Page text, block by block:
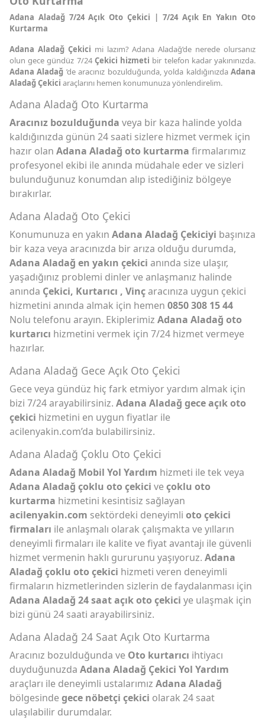
Adana Aladağ 7/24 Açık Oto Çekici | 7/24 Açık En Yakın Oto
Kurtarma
Adana Aladağ Çekici mi lazım? Adana Aladağ’de nerede olursanız
olun gece gündüz 7/24Çekici hizmeti bir telefon kadar yakınınızda.
Adana Aladağ ’de aracınız bozulduğunda, yolda kaldığınızdaAdana
Aladağ Çekici araçlarını hemen konumunuza yönlendirelim.
Adana Aladağ Oto Kurtarma
Aracınız bozulduğunda veya bir kaza halinde yolda
kaldığınızda günün 24 saati sizlere hizmet vermek için
hazır olan Adana Aladağ oto kurtarma firmalarımız
profesyonel ekibi ile anında müdahale eder ve sizleri
bulunduğunuz konumdan alıp istediğiniz bölgeye
bırakırlar.
Adana Aladağ Oto Çekici
Konumunuza en yakın Adana Aladağ Çekiciyi başınıza
bir kaza veya aracınızda bir arıza olduğu durumda,
Adana Aladağ en yakın çekici anında size ulaşır,
yaşadığınız problemi dinler ve anlaşmanız halinde
anında Çekici, Kurtarıcı , Vinçaracınıza uygun çekici
hizmetini anında almak için hemen 0850 308 15 44
Nolu telefonu arayın. Ekiplerimiz Adana Aladağ oto
kurtarıcı hizmetini vermek için 7/24 hizmet vermeye
hazırlar.
Adana Aladağ Gece Açık Oto Çekici
Gece veya gündüz hiç fark etmiyor yardım almak için
bizi 7/24 arayabilirsiniz. Adana Aladağ gece açık oto
çekici hizmetini en uygun fiyatlar ile
acilenyakin.com’da bulabilirsiniz.
Adana Aladağ Çoklu Oto Çekici
Adana Aladağ Mobil Yol Yardım hizmeti ile tek veya
Adana Aladağ çoklu oto çekici veçoklu oto
kurtarma hizmetini kesintisiz sağlayan
acilenyakin.com sektördeki deneyimli oto çekici
firmaları ile anlaşmalı olarak çalışmakta ve yılların
deneyimli firmaları ile kalite ve fiyat avantajı ile güvenli
hizmet vermenin haklı gururunu yaşıyoruz. Adana
Aladağ çoklu oto çekici hizmeti veren deneyimli
firmaların hizmetlerinden sizlerin de faydalanması için
Adana Aladağ 24 saat açık oto çekici ye ulaşmak için
bizi günü 24 saati arayabilirsiniz.
Adana Aladağ 24 Saat Açık Oto Kurtarma
Aracınız bozulduğunda ve Oto kurtarıcı ihtiyacı
duyduğunuzda Adana Aladağ Çekici Yol Yardım
araçları ile deneyimli ustalarımız Adana Aladağ
bölgesindegece nöbetçi çekici olarak 24 saat
ulaşılabilir durumdalar.